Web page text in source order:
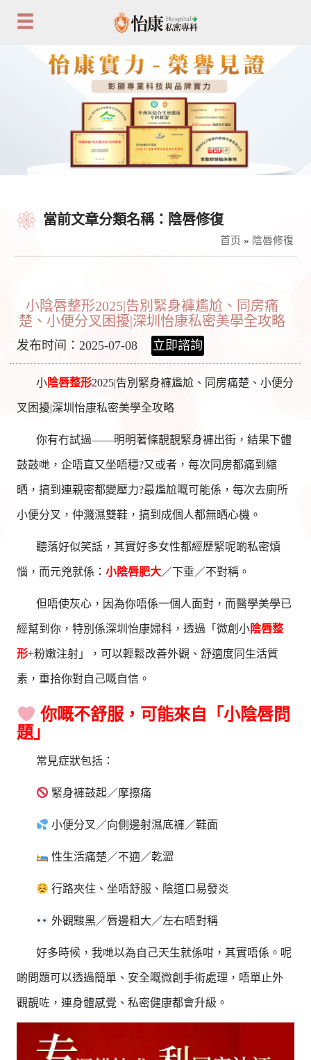
當前文章分類名稱：陰唇修復
首页 » 陰唇修復
小陰唇整形2025|告別緊身褲尷尬、同房痛
楚、小便分叉困擾|深圳怡康私密美學全攻略
发布时间：2025-07-08 立即諮詢
小陰唇整形2025|告別緊身褲尷尬、同房痛楚、小便分
叉困擾|深圳怡康私密美學全攻略
你有冇試過——明明著條靚靚緊身褲出街，結果下體
鼓鼓哋，企唔直又坐唔穩?又或者，每次同房都痛到縮
晒，搞到連親密都變壓力?最尷尬嘅可能係，每次去廁所
小便分叉，仲濺濕雙鞋，搞到成個人都無晒心機。
聽落好似笑話，其實好多女性都經歷緊呢啲私密煩
惱，而元兇就係：小陰唇肥大／下垂／不對稱。
但唔使灰心，因為你唔係一個人面對，而醫學美學已
經幫到你，特別係深圳怡康婦科，透過「微創小陰唇整
形+粉嫩注射」，可以輕鬆改善外觀、舒適度同生活質
素，重拾你對自己嘅自信。
你嘅不舒服，可能來自「小陰唇問
題」
常見症狀包括：
緊身褲鼓起／摩擦痛
小便分叉／向側邊射濕底褲／鞋面
性生活痛楚／不適／乾澀
行路夾住、坐唔舒服、陰道口易發炎
外觀黢黑／唇邊粗大／左右唔對稱
好多時候，我哋以為自己天生就係咁，其實唔係。呢
啲問題可以透過簡單、安全嘅微創手術處理，唔單止外
觀靚咗，連身體感覺、私密健康都會升級。